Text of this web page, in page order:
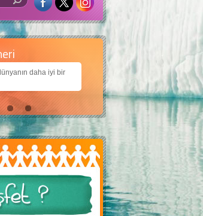
yapay zekâ
dünya bırakabilmek için